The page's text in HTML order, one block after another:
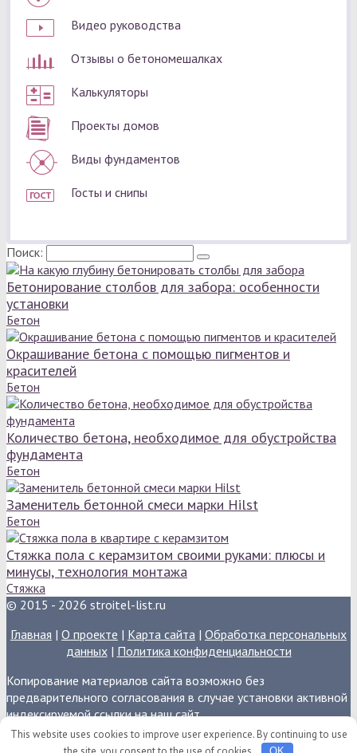
Видео руководства
Отзывы о бетономешалках
Калькуляторы
Проекты домов
Виды фундаментов
Госты и снипы
Поиск:
Бетонирование столбов для забора: особенности
установки
Бетон
Окрашивание бетона с помощью пигментов и
красителей
Бетон
Количество бетона, необходимое для обустройства
фундамента
Бетон
Заменитель бетонной смеси марки Hilst
Бетон
Стяжка пола с керамзитом своими руками: плюсы и
минусы, технология монтажа
Стяжка
© 2015 - 2026 stroitel-list.ru
Главная | О проекте | Карта сайта | Обработка персональных
данных| Политика конфиденциальности
Копирование материалов сайта возможно без
предварительного согласования в случае установки активной
индексируемой ссылки на наш сайт.
This website uses cookies to improve user experience. By continuing to use